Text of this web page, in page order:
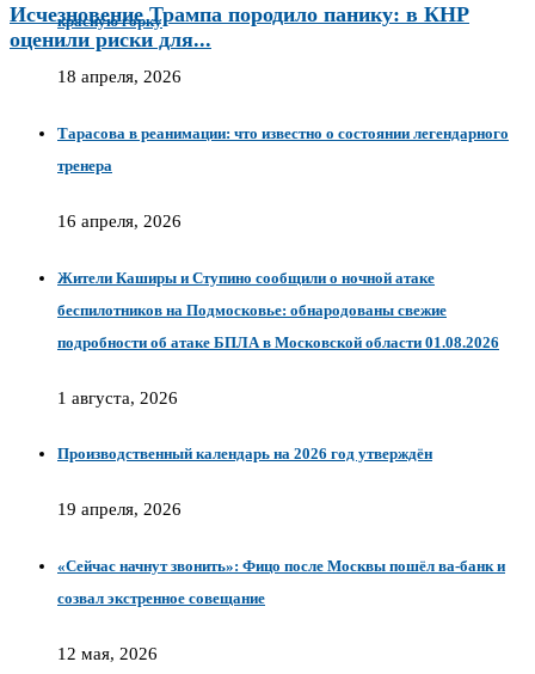
Исчезновение Трампа породило панику: в КНР
оценили риски для...
красную горку
18 апреля, 2026
Тарасова в реанимации: что известно о состоянии легендарного
тренера
16 апреля, 2026
Жители Каширы и Ступино сообщили о ночной атаке
беспилотников на Подмосковье: обнародованы свежие
подробности об атаке БПЛА в Московской области 01.08.2026
1 августа, 2026
Производственный календарь на 2026 год утверждён
19 апреля, 2026
«Сейчас начнут звонить»: Фицо после Москвы пошёл ва-банк и
созвал экстренное совещание
12 мая, 2026